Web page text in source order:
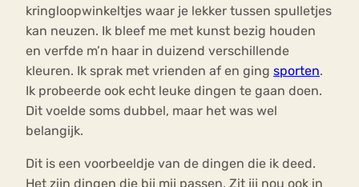
kringloopwinkeltjes waar je lekker tussen spulletjes
kan neuzen. Ik bleef me met kunst bezig houden
en verfde m’n haar in duizend verschillende
kleuren. Ik sprak met vrienden af en ging sporten.
Ik probeerde ook echt leuke dingen te gaan doen.
Dit voelde soms dubbel, maar het was wel
belangijk.
Dit is een voorbeeldje van de dingen die ik deed.
Het zijn dingen die bij mij passen. Zit jij nou ook in